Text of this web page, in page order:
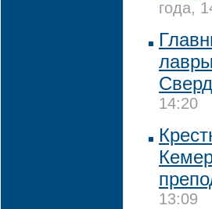
года,
14:20
13:09